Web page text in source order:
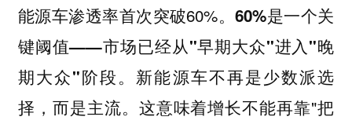
能源车渗透率首次突破60%。60%是一个关
键阈值——市场已经从"早期大众"进入"晚
期大众"阶段。 新能源车不再是少数派选
择，而是主流。这意味着增长不能再靠"把